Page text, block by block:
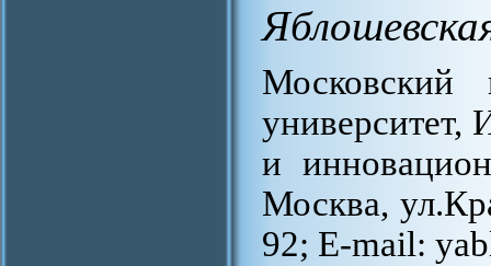
Московский
университет,
и
Москва,
92; E-mail: